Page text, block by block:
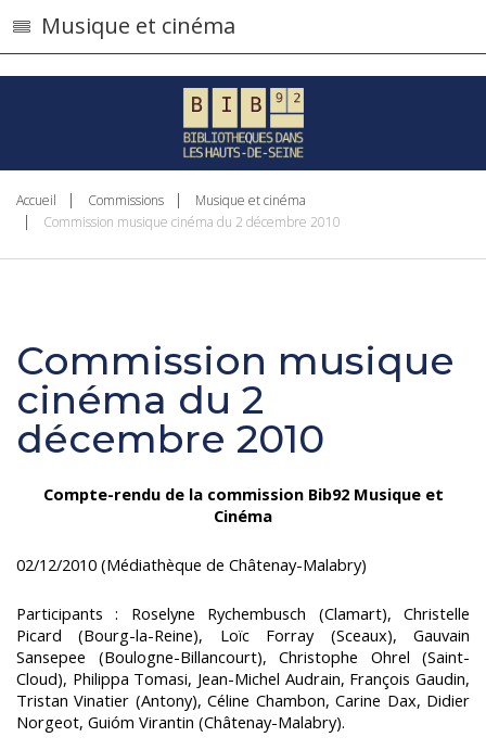
Musique et cinéma
Accueil Commissions
Musique et cinéma
Commission musique cinéma du 2 décembre 2010
Commission musique
cinéma du 2
décembre 2010
Compte-rendu de la commission Bib92 Musique et
Cinéma
02/12/2010 (Médiathèque de Châtenay-Malabry)
Participants : Roselyne Rychembusch (Clamart), Christelle
Picard (Bourg-la-Reine), Loïc Forray (Sceaux), Gauvain
Sansepee (Boulogne-Billancourt), Christophe Ohrel (Saint-
Cloud), Philippa Tomasi, Jean-Michel Audrain, François Gaudin,
Tristan Vinatier (Antony), Céline Chambon, Carine Dax, Didier
Norgeot, Guióm Virantin (Châtenay-Malabry).